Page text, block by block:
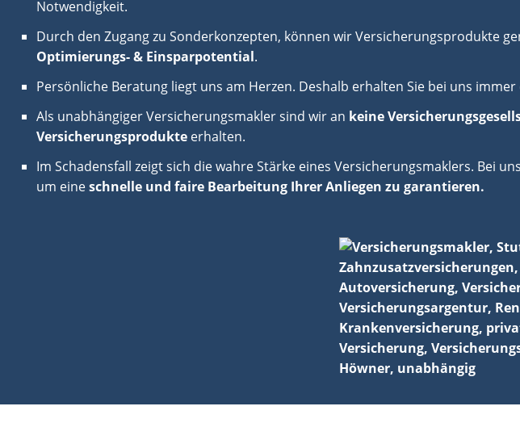
Notwendigkeit.
Durch den Zugang zu Sonderkonzepten, können wir Versicherungsprodukte
Optimierungs- & Einsparpotential.
Persönliche Beratung liegt uns am Herzen. Deshalb erhalten Sie bei uns
Als unabhängiger Versicherungs­makler sind wir an keine
Versicherungsprodukte erhalten.
Im Schadensfall zeigt sich die wahre Stärke eines Versicherungsmaklers. Bei
um eineschnelle und faire Bearbeitung Ihrer Anliegen zu garantieren.